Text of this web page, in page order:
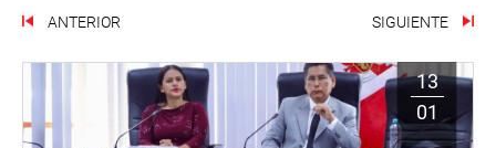
ANTERIOR SIGUIENTE
13
01